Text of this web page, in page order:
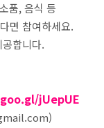
품, 음식 등
면 참여하세요.
합니다.
jUepUE